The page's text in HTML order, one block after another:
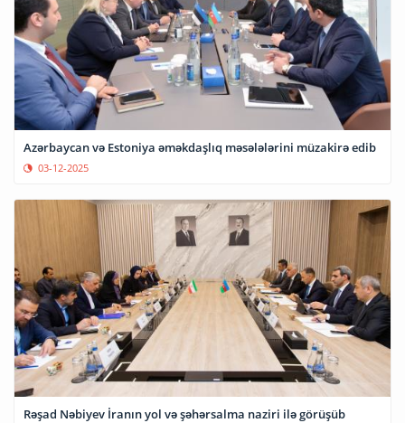
Azərbaycan və Estoniya əməkdaşlıq məsələlərini müzakirə edib
03-12-2025
Rəşad Nəbiyev İranın yol və şəhərsalma naziri ilə görüşüb